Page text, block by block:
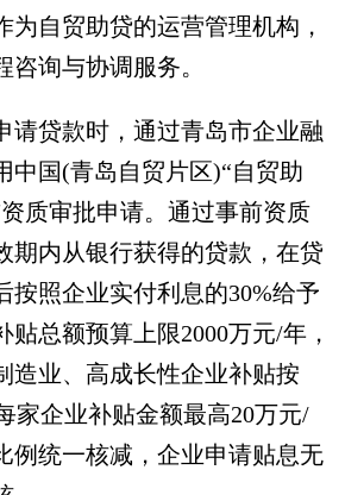
为自贸助贷的运营管理机构，
询与协调服务。
贷款时，通过青岛市企业融
中国(青岛自贸片区)“自贸助
质审批申请。通过事前资质
期内从银行获得的贷款，在贷
按照企业实付利息的30%给予
贴总额预算上限2000万元/年，
造业、高成长性企业补贴按
家企业补贴金额最高20万元/
例统一核减，企业申请贴息无